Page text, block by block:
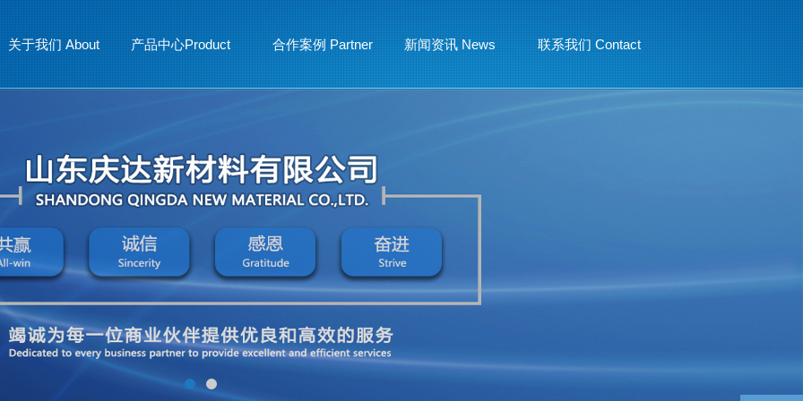
关于我们 About 产品中心Product 合作案例 Partner 新闻资讯 News 联系我们 Contact